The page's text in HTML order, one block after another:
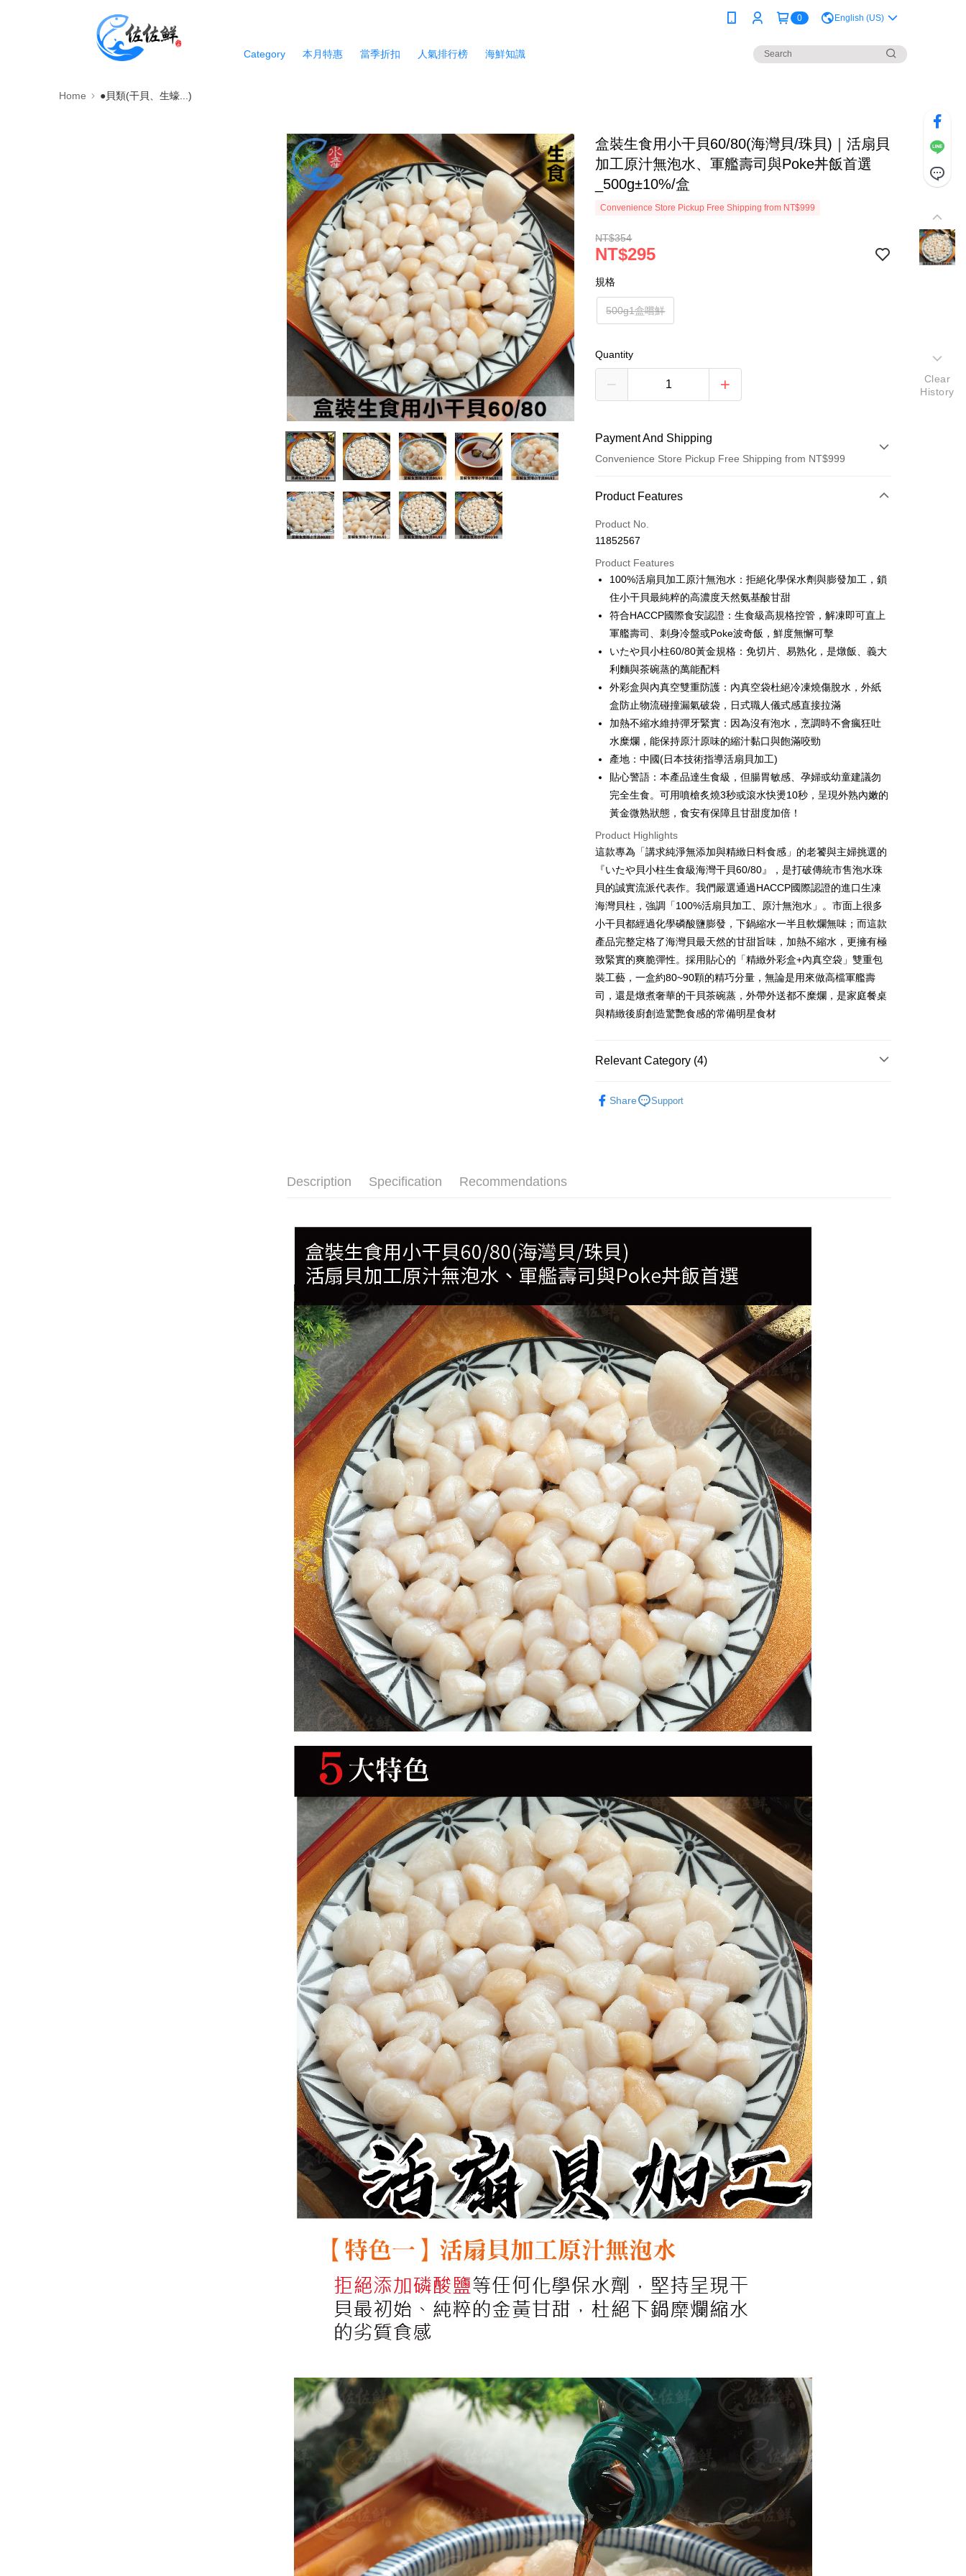
0 English (US)
Category 本月特惠 當季折扣 人氣排行榜 海鮮知識
Home ●貝類(干貝、生蠔...)
盒裝生食用小干貝60/80(海灣貝/珠貝)｜活扇貝
加工原汁無泡水、軍艦壽司與Poke丼飯首選
_500g±10%/盒
Convenience Store Pickup Free Shipping from NT$999
NT$354
NT$295
規格
500g1盒嚐鮮
Quantity
Payment And Shipping
Convenience Store Pickup Free Shipping from NT$999
Payment Method
Credit Card (Full Payment)
Credit Card Installments
0% for 3 months
Taiwan Cooperative Bank
First Commercial Bank
The Shanghai Commercial &
Savings Bank
Taipei Fubon Commercial Bank
Cathay United Bank
Mega International Commercial
Taiwan Business Bank
Taichung Commercial Bank
Union Bank of Taiwan
Far Eastern International Bank
Yuanta Commercial Bank
Bank SinoPac
E.SUN Commercial Bank
DBS Bank
Taishin International Bank
CTBC Bank
Taiwan Rakuten Card, Inc.
0% for 6 months NT$49 /month
Taiwan Cooperative Bank
First Commercial Bank
Hua Nan Commercial Bank
Chang Hwa Commercial Bank
Savings Bank
Cathay United Bank
Bank
Taiwan Business Bank
Taichung Commercial Bank
HSBC Bank (Taiwan) Limited
Hwatai Bank
Yuanta Commercial Bank
Bank SinoPac
E.SUN Commercial Bank
DBS Bank
Taishin International Bank
CTBC Bank
Taiwan Rakuten Card, Inc.
LINE Pay
JKOPAY
Easy Wallet
Google Pay
ATM Transfer
Cash on Delivery
Shipping Method
冷凍7-11取貨(快速到店，到貨後4天內需取貨)
NT$150/order | Free shipping on orders of NT$999 or more
冷凍宅配-抗凍紙箱裝(可備註改保麗龍箱)
NT$150/order | Free shipping on orders of NT$999 or more
冷凍貨到付款
NT$180/order | Free shipping on orders of NT$999 or more
Product Features
Product No.
11852567
Product Features
100%活扇貝加工原汁無泡水：拒絕化學保水劑與膨發加工，鎖
住小干貝最純粹的高濃度天然氨基酸甘甜
符合HACCP國際食安認證：生食級高規格控管，解凍即可直上
軍艦壽司、刺身冷盤或Poke波奇飯，鮮度無懈可擊
いたや貝小柱60/80黃金規格：免切片、易熟化，是燉飯、義大
利麵與茶碗蒸的萬能配料
外彩盒與內真空雙重防護：內真空袋杜絕冷凍燒傷脫水，外紙
盒防止物流碰撞漏氣破袋，日式職人儀式感直接拉滿
加熱不縮水維持彈牙緊實：因為沒有泡水，烹調時不會瘋狂吐
水糜爛，能保持原汁原味的縮汁黏口與飽滿咬勁
產地：中國(日本技術指導活扇貝加工)
貼心警語：本產品達生食級，但腸胃敏感、孕婦或幼童建議勿
完全生食。可用噴槍炙燒3秒或滾水快燙10秒，呈現外熟內嫩的
黃金微熟狀態，食安有保障且甘甜度加倍！
Product Highlights
這款專為「講求純淨無添加與精緻日料食感」的老饕與主婦挑選的
『いたや貝小柱生食級海灣干貝60/80』，是打破傳統市售泡水珠
貝的誠實流派代表作。我們嚴選通過HACCP國際認證的進口生凍
海灣貝柱，強調「100%活扇貝加工、原汁無泡水」。市面上很多
小干貝都經過化學磷酸鹽膨發，下鍋縮水一半且軟爛無味；而這款
產品完整定格了海灣貝最天然的甘甜旨味，加熱不縮水，更擁有極
致緊實的爽脆彈性。採用貼心的「精緻外彩盒+內真空袋」雙重包
裝工藝，一盒約80~90顆的精巧分量，無論是用來做高檔軍艦壽
司，還是燉煮奢華的干貝茶碗蒸，外帶外送都不糜爛，是家庭餐桌
與精緻後廚創造驚艷食感的常備明星食材
Relevant Category (4)
Share Support
Description Specification Recommendations
Clear
History